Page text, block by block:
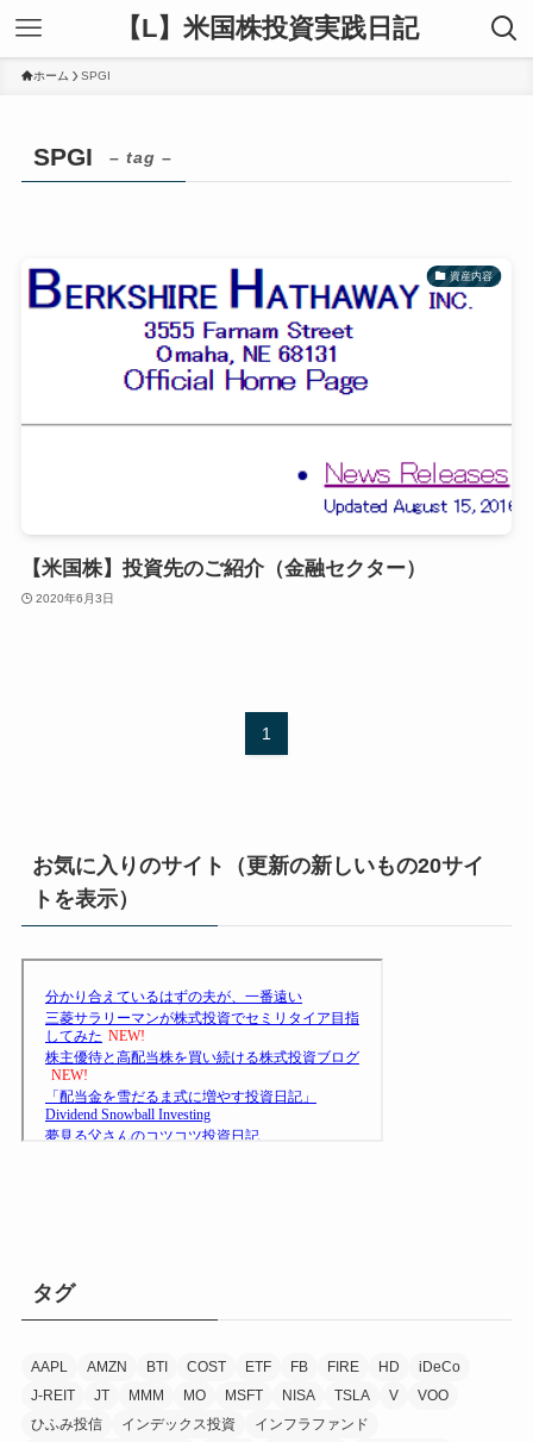
【L】米国株投資実践日記
ホーム SPGI
SPGI – tag –
資産内容
【米国株】投資先のご紹介（金融セクター）
2020年6月3日
1
お気に入りのサイト（更新の新しいもの20サイ
トを表示）
タグ
AAPL AMZN BTI COST ETF FB FIRE HD
iDeCo
J-REIT
JT MMM MO MSFT NISA TSLA V
VOO
ひふみ投信
インデックス投資
インフラファンド